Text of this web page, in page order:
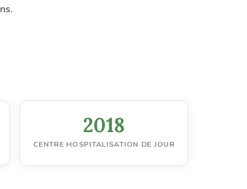
2018
CENTRE HOSPITALISATION DE JOUR